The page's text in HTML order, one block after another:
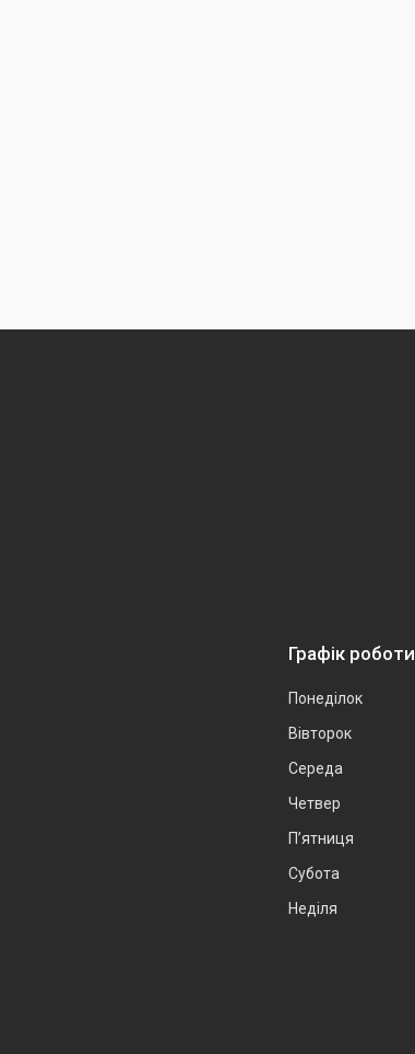
Графік роботи
Понеділок
Вівторок
Середа
Четвер
Пʼятниця
Субота
Неділя